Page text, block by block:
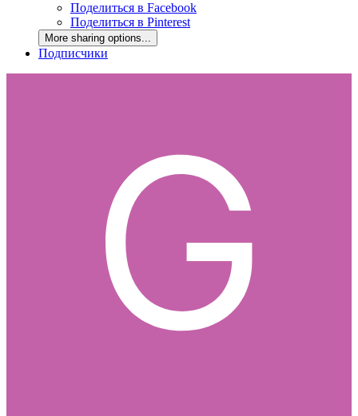
Поделиться в Facebook
Поделиться в Pinterest
More sharing options...
Подписчики